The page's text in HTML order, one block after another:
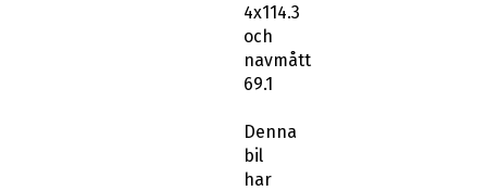
4x114.3
och
navmått
69.1
Denna
bil
har